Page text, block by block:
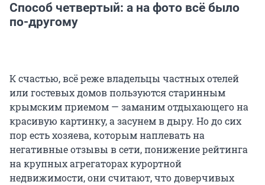
Способ четвертый: а на фото всё было
по-другому
К счастью, всё реже владельцы частных отелей
или гостевых домов пользуются старинным
крымским приемом — заманим отдыхающего на
красивую картинку, а засунем в дыру. Но до сих
пор есть хозяева, которым наплевать на
негативные отзывы в сети, понижение рейтинга
на крупных агрегаторах курортной
недвижимости, они считают, что доверчивых